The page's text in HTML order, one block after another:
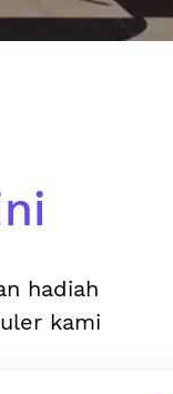
hadiah
kami